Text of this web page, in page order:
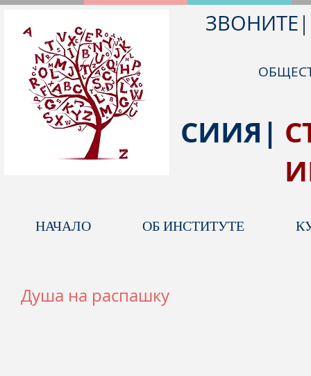
ЗВОНИТЕ |
СИИЯ|
НАЧАЛО ОБ ИНСТИТУТЕ
Душа на распашку